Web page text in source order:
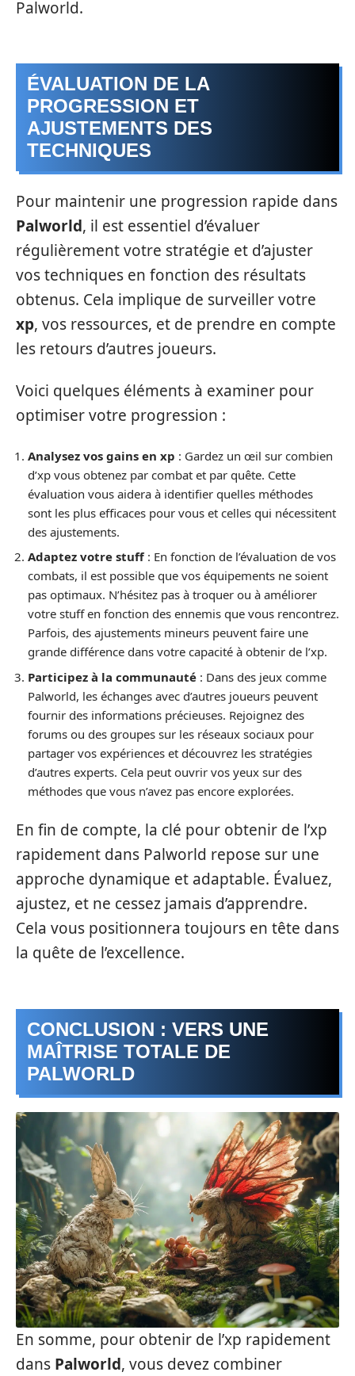
Palworld.
ÉVALUATION DE LA
PROGRESSION ET
AJUSTEMENTS DES
TECHNIQUES
Pour maintenir une progression rapide dans
Palworld, il est essentiel d’évaluer
régulièrement votre stratégie et d’ajuster
vos techniques en fonction des résultats
obtenus. Cela implique de surveiller votre
xp, vos ressources, et de prendre en compte
les retours d’autres joueurs.
Voici quelques éléments à examiner pour
optimiser votre progression :
Analysez vos gains en xp : Gardez un œil sur combien
d’xp vous obtenez par combat et par quête. Cette
évaluation vous aidera à identifier quelles méthodes
sont les plus efficaces pour vous et celles qui nécessitent
des ajustements.
Adaptez votre stuff: En fonction de l’évaluation de vos
combats, il est possible que vos équipements ne soient
pas optimaux. N’hésitez pas à troquer ou à améliorer
votre stuff en fonction des ennemis que vous rencontrez.
Parfois, des ajustements mineurs peuvent faire une
grande différence dans votre capacité à obtenir de l’xp.
Participez à la communauté : Dans des jeux comme
Palworld, les échanges avec d’autres joueurs peuvent
fournir des informations précieuses. Rejoignez des
forums ou des groupes sur les réseaux sociaux pour
partager vos expériences et découvrez les stratégies
d’autres experts. Cela peut ouvrir vos yeux sur des
méthodes que vous n’avez pas encore explorées.
En fin de compte, la clé pour obtenir de l’xp
rapidement dans Palworld repose sur une
approche dynamique et adaptable. Évaluez,
ajustez, et ne cessez jamais d’apprendre.
Cela vous positionnera toujours en tête dans
la quête de l’excellence.
CONCLUSION : VERS UNE
MAÎTRISE TOTALE DE
PALWORLD
En somme, pour obtenir de l’xp rapidement
dans Palworld, vous devez combiner